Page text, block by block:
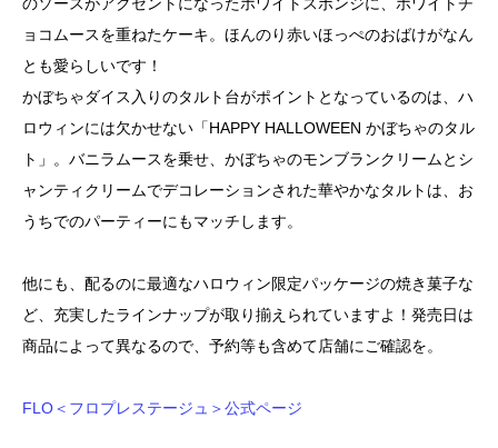
ョコムースを重ねたケーキ。ほんのり赤いほっぺのおばけがなん
とも愛らしいです！
かぼちゃダイス入りのタルト台がポイントとなっているのは、ハ
ロウィンには欠かせない「HAPPY HALLOWEEN かぼちゃのタル
ト」。バニラムースを乗せ、かぼちゃのモンブランクリームとシ
ャンティクリームでデコレーションされた華やかなタルトは、お
うちでのパーティーにもマッチします。
他にも、配るのに最適なハロウィン限定パッケージの焼き菓子な
ど、充実したラインナップが取り揃えられていますよ！発売日は
商品によって異なるので、予約等も含めて店舗にご確認を。
FLO＜フロプレステージュ＞公式ページ